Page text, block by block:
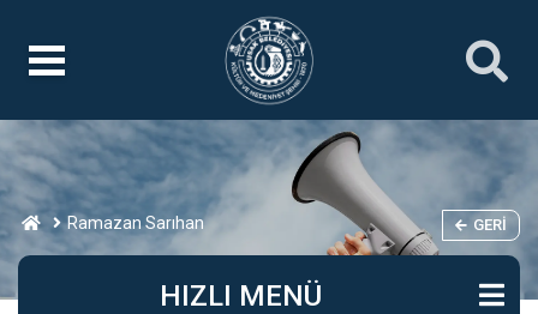
Ramazan Sarıhan GERI
HIZLI MENÜ